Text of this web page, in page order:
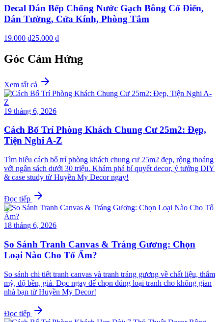
Decal Dán Bếp Chống Nước Gạch Bông Cổ Điển,
Dán Tường, Cửa Kính, Phòng Tắm
19.000 ₫25.000 ₫
Góc Cảm Hứng
Xem tất cả
19 tháng 6, 2026
Cách Bố Trí Phòng Khách Chung Cư 25m2: Đẹp,
Tiện Nghi A-Z
Tìm hiểu cách bố trí phòng khách chung cư 25m2 đẹp, rộng thoáng
với ngân sách dưới 30 triệu. Khám phá bí quyết decor, ý tưởng DIY
& case study từ Huyền My Decor ngay!
Đọc tiếp
18 tháng 6, 2026
So Sánh Tranh Canvas & Tráng Gương: Chọn
Loại Nào Cho Tổ Ấm?
So sánh chi tiết tranh canvas và tranh tráng gương về chất liệu, thẩm
mỹ, độ bền, giá. Đọc ngay để chọn đúng loại tranh cho không gian
nhà bạn từ Huyền My Decor!
Đọc tiếp